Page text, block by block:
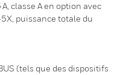
classe A en option avec
puissance totale du
(tels que des dispositifs